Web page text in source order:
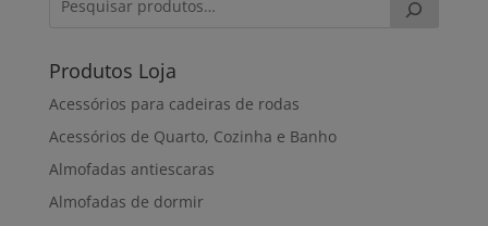
Produtos Loja
Acessórios para cadeiras de rodas
Acessórios de Quarto, Cozinha e Banho
Almofadas antiescaras
Almofadas de dormir